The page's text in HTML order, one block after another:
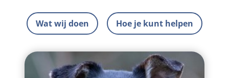
Bescherming tegen grasaren
Honden voor Honden Loop
Onze successen voor honden
Incassodata
Wat wij doen Hoe je kunt helpen